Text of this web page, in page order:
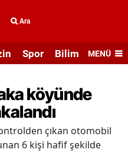
Ara
Spor Bilim veMENÜ
köyünde
çıkan otomobil
6 kişi hafif şekilde